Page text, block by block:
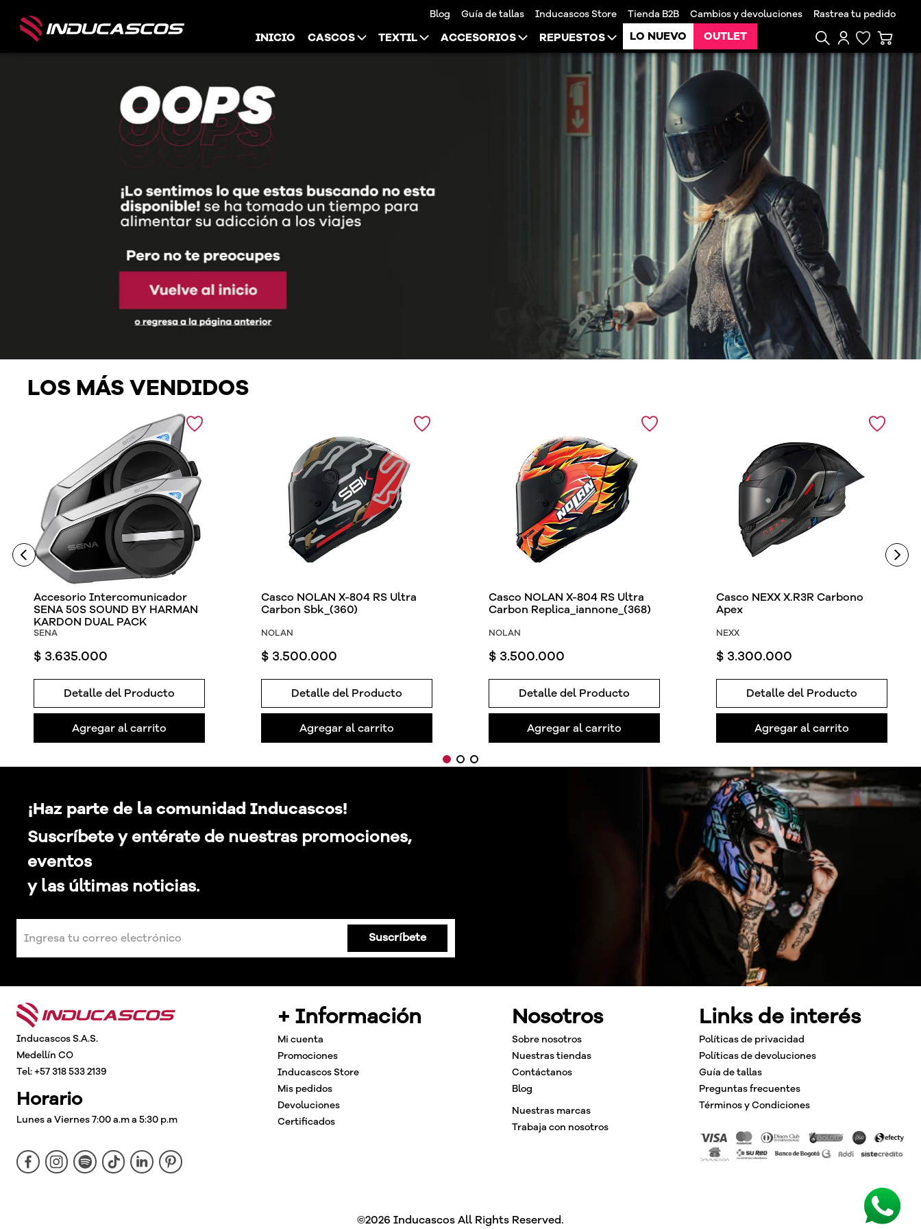
Blog Guía de tallas Inducascos Store Tienda B2B Cambios y devoluciones Rastrea tu pedido
INICIO CASCOS TEXTIL ACCESORIOS REPUESTOS LO NUEVO OUTLET
LOS MÁS VENDIDOS
Accesorio Intercomunicador
SENA 50S SOUND BY HARMAN
KARDON DUAL PACK
SENA
$ 3.635.000
Detalle del Producto
Agregar al carrito
Casco NOLAN X-804 RS Ultra
Carbon Sbk_(360)
NOLAN
$ 3.500.000
Detalle del Producto
Agregar al carrito
Casco NOLAN X-804 RS Ultra
Carbon Replica_iannone_(368)
NOLAN
$ 3.500.000
Detalle del Producto
Agregar al carrito
Casco NEXX X.R3R Carbono
Apex
NEXX
$ 3.300.000
Detalle del Producto
Agregar al carrito
¡Haz parte de la comunidad Inducascos!
Suscríbete y entérate de nuestras promociones,
eventos
y las últimas noticias.
Suscríbete
Inducascos S.A.S.
Medellín CO
Tel: +57 318 533 2139
Horario
Lunes a Viernes 7:00 a.m a 5:30 p.m
+ Información
Mi cuenta
Promociones
Inducascos Store
Mis pedidos
Devoluciones
Certificados
Nosotros
Sobre nosotros
Nuestras tiendas
Contáctanos
Blog
Nuestras marcas
Trabaja con nosotros
Links de interés
Políticas de privacidad
Políticas de devoluciones
Guía de tallas
Preguntas frecuentes
Términos y Condiciones
©2026 Inducascos All Rights Reserved.